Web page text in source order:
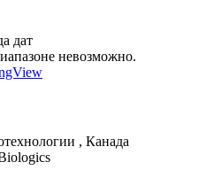
дат
невозможно.
, Канада